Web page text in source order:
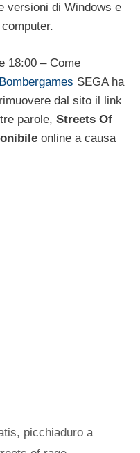
versioni di Windows e
18:00 – Come
SEGA ha
dal sito il link
parole, Streets Of
online a causa
, picchiaduro a